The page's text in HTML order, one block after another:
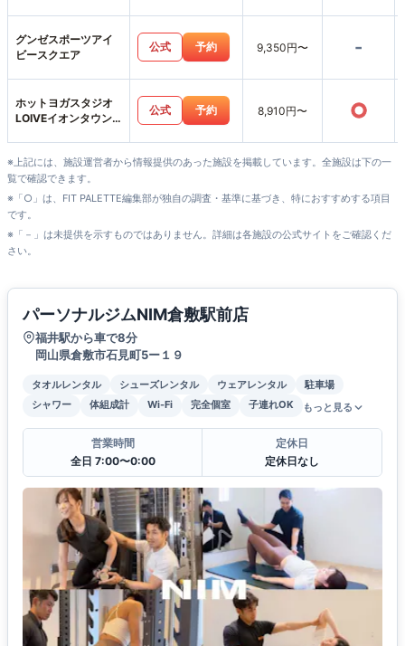
グンゼスポーツアイ
ビースクエア
公式 予約 9,350円〜 -
ホットヨガスタジオ
LOIVEイオンタウン
公式 予約 8,910円〜 ○
※上記には、施設運営者から情報提供のあった施設を掲載しています。全施設は下の一
覧で確認できます。
※「○」は、FIT PALETTE編集部が独自の調査・基準に基づき、特におすすめする項目
です。
※「－」は未提供を示すものではありません。詳細は各施設の公式サイトをご確認くだ
さい。
パーソナルジムNIM倉敷駅前店
福井駅から車で8分
岡山県倉敷市石見町5ー１９
タオルレンタル シューズレンタル ウェアレンタル
駐車場
シャワー
体組成計 Wi-Fi 完全個室 子連れOK もっと見る
営業時間
全日 7:00〜0:00
定休日
定休日なし